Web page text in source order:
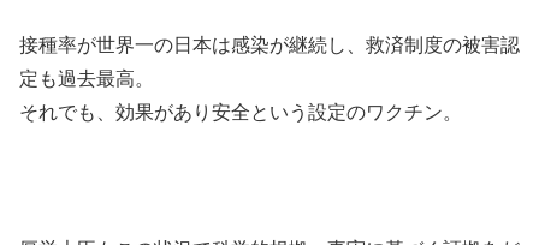
接種率が世界一の日本は感染が継続し、救済制度の被害認
定も過去最高。
それでも、効果があり安全という設定のワクチン。